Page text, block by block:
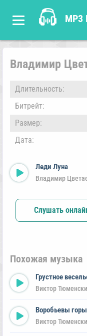
MP3
Владимир
Длительность:
Битрейт:
Размер:
Дата:
Леди Луна
Владимир
Слушать
Похожая музыка
Грустное
Виктор
Воробьевы горы
Виктор